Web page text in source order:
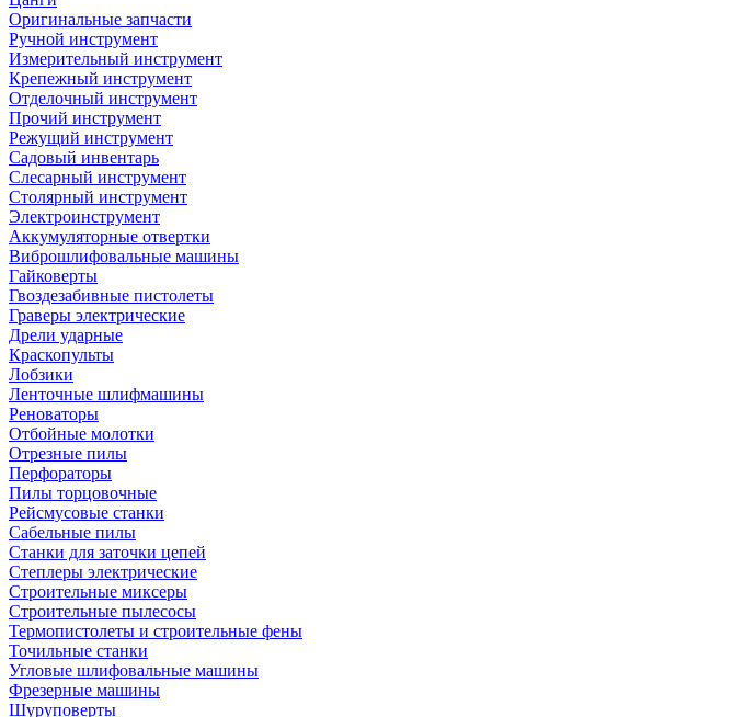
Оригинальные запчасти
Ручной инструмент
Измерительный инструмент
Крепежный инструмент
Отделочный инструмент
Прочий инструмент
Режущий инструмент
Садовый инвентарь
Слесарный инструмент
Столярный инструмент
Электроинструмент
Аккумуляторные отвертки
Виброшлифовальные машины
Гайковерты
Гвоздезабивные пистолеты
Граверы электрические
Дрели ударные
Краскопульты
Лобзики
Ленточные шлифмашины
Реноваторы
Отбойные молотки
Отрезные пилы
Перфораторы
Пилы торцовочные
Рейсмусовые станки
Сабельные пилы
Станки для заточки цепей
Степлеры электрические
Строительные миксеры
Строительные пылесосы
Термопистолеты и строительные фены
Точильные станки
Угловые шлифовальные машины
Фрезерные машины
Шуруповерты